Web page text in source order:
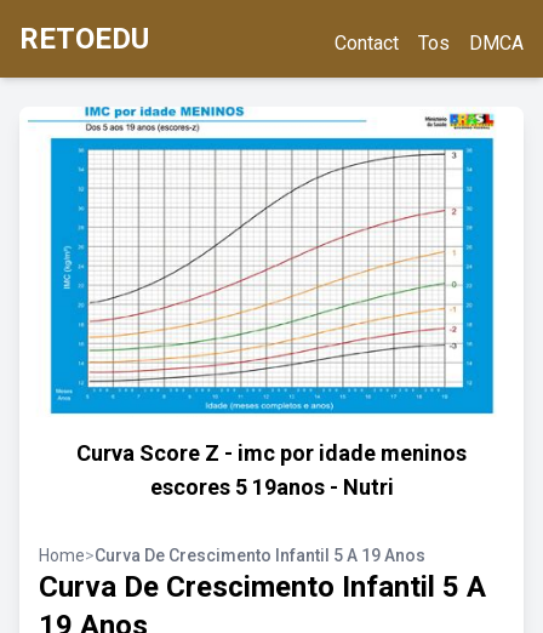
RETOEDU Contact Tos DMCA
Curva Score Z - imc por idade meninos
escores 5 19anos - Nutri
Home>Curva De Crescimento Infantil 5 A 19 Anos
Curva De Crescimento Infantil 5 A
19 Anos